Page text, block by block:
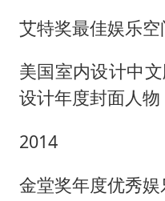
艾特奖最佳娱乐
美国室内设计中
设计年度封面人物
2014
金堂奖年度优秀